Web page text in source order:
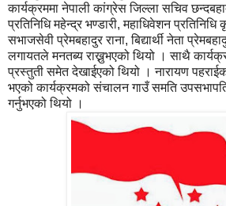
कार्यक्रममा नेपाली कांग्रेस जिल्ला सचिव
प्रतिनिधि महेन्द्र भण्डारी, महाधिवेशन
सभाजसेवी प्रेमबहादुर राना, बिद्यार्थी नेता
लगायतले मनतब्य राख्नुभएको थियो । साथै
प्रस्तुती समेत देखाईएको थियो । नारायण
भएको कार्यक्रमको संचालन गाउँ समति
गर्नुभएको थियो ।